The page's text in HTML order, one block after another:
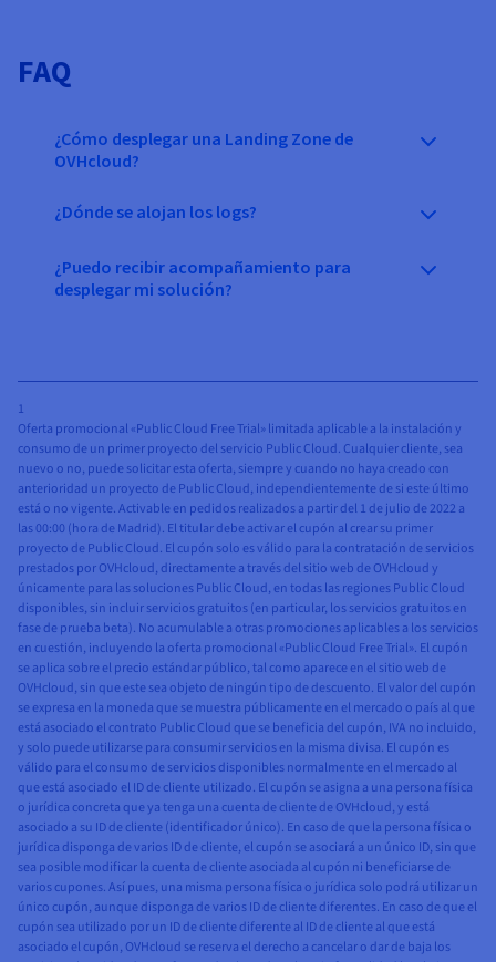
FAQ
¿Cómo desplegar una Landing Zone de
OVHcloud?
¿Dónde se alojan los logs?
¿Puedo recibir acompañamiento para
desplegar mi solución?
1
Oferta promocional «Public Cloud Free Trial» limitada aplicable a la instalación y
consumo de un primer proyecto del servicio Public Cloud. Cualquier cliente, sea
nuevo o no, puede solicitar esta oferta, siempre y cuando no haya creado con
anterioridad un proyecto de Public Cloud, independientemente de si este último
está o no vigente. Activable en pedidos realizados a partir del 1 de julio de 2022 a
las 00:00 (hora de Madrid). El titular debe activar el cupón al crear su primer
proyecto de Public Cloud. El cupón solo es válido para la contratación de servicios
prestados por OVHcloud, directamente a través del sitio web de OVHcloud y
únicamente para las soluciones Public Cloud, en todas las regiones Public Cloud
disponibles, sin incluir servicios gratuitos (en particular, los servicios gratuitos en
fase de prueba beta). No acumulable a otras promociones aplicables a los servicios
en cuestión, incluyendo la oferta promocional «Public Cloud Free Trial». El cupón
se aplica sobre el precio estándar público, tal como aparece en el sitio web de
OVHcloud, sin que este sea objeto de ningún tipo de descuento. El valor del cupón
se expresa en la moneda que se muestra públicamente en el mercado o país al que
está asociado el contrato Public Cloud que se beneficia del cupón, IVA no incluido,
y solo puede utilizarse para consumir servicios en la misma divisa. El cupón es
válido para el consumo de servicios disponibles normalmente en el mercado al
que está asociado el ID de cliente utilizado. El cupón se asigna a una persona física
o jurídica concreta que ya tenga una cuenta de cliente de OVHcloud, y está
asociado a su ID de cliente (identificador único). En caso de que la persona física o
jurídica disponga de varios ID de cliente, el cupón se asociará a un único ID, sin que
sea posible modificar la cuenta de cliente asociada al cupón ni beneficiarse de
varios cupones. Así pues, una misma persona física o jurídica solo podrá utilizar un
único cupón, aunque disponga de varios ID de cliente diferentes. En caso de que el
cupón sea utilizado por un ID de cliente diferente al ID de cliente al que está
asociado el cupón, OVHcloud se reserva el derecho a cancelar o dar de baja los